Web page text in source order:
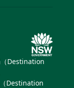
）媒體中
Destination
Destination